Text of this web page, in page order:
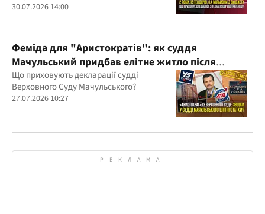
30.07.2026 14:00
Феміда для "Аристократів": як суддя
Мачульський придбав елітне житло після
вердикту на користь забудовника?
Що приховують декларації судді
Верховного Суду Мачульського?
27.07.2026 10:27